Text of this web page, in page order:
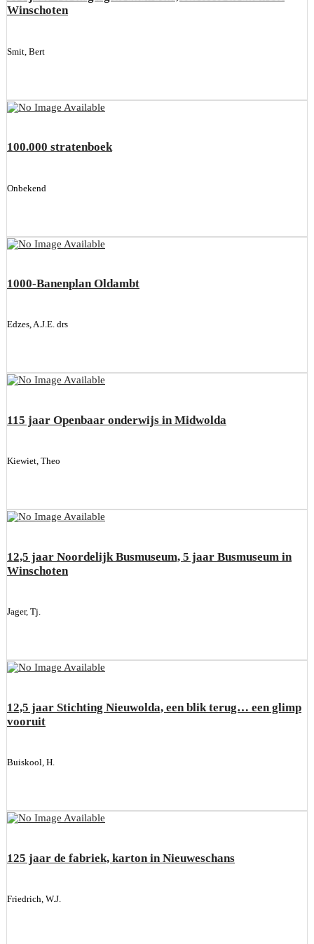
Winschoten
Smit, Bert
100.000 stratenboek
Onbekend
1000-Banenplan Oldambt
Edzes, A.J.E. drs
115 jaar Openbaar onderwijs in Midwolda
Kiewiet, Theo
12,5 jaar Noordelijk Busmuseum, 5 jaar Busmuseum in
Winschoten
Jager, Tj.
12,5 jaar Stichting Nieuwolda, een blik terug… een glimp
vooruit
Buiskool, H.
125 jaar de fabriek, karton in Nieuweschans
Friedrich, W.J.